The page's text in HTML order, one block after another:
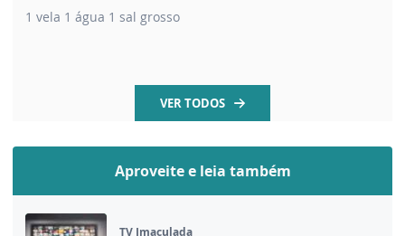
1 vela 1 água 1 sal grosso
VER TODOS
Aproveite e leia também
TV Imaculada